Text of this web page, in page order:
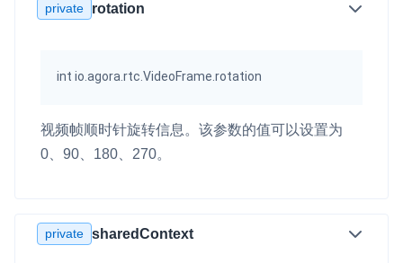
private rotation
int io.agora.rtc.VideoFrame.rotation
视频帧顺时针旋转信息。该参数的值可以设置为
0、90、180、270。
private sharedContext